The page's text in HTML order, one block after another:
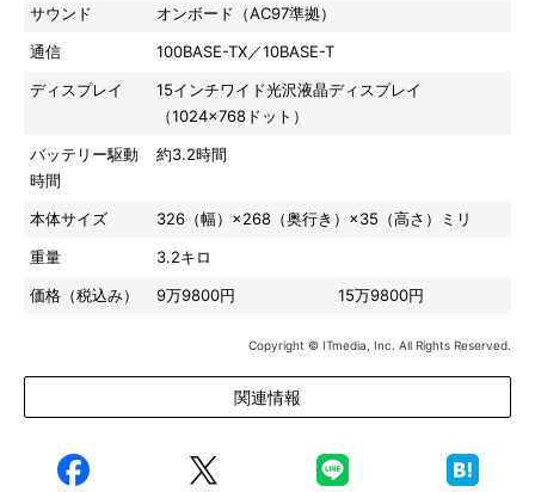
サウンド
オンボード（AC97準拠）
通信
100BASE-TX／10BASE-T
ディスプレイ
15インチワイド光沢液晶ディスプレイ
（1024×768ドット）
バッテリー駆動
時間
約3.2時間
本体サイズ
326（幅）×268（奥行き）×35（高さ）ミリ
重量
3.2キロ
価格（税込み）
9万9800円 15万9800円
Copyright © ITmedia, Inc. All Rights Reserved.
関連情報